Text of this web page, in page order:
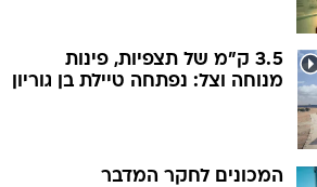
3.5 ק"מ של תצפיות, פינות
מנוחה וצל: נפתחה טיילת בן גוריון
המכונים לחקר המדבר